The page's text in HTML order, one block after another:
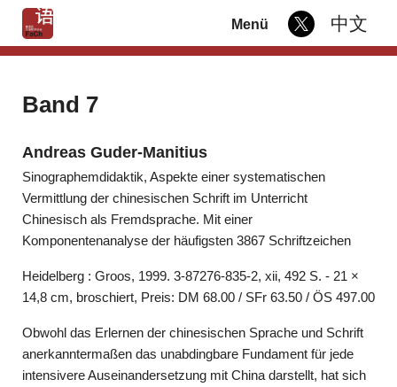
Menü 中文
Band 7
Andreas Guder-Manitius
Sinographemdidaktik, Aspekte einer systematischen
Vermittlung der chinesischen Schrift im Unterricht
Chinesisch als Fremdsprache. Mit einer
Komponentenanalyse der häufigsten 3867 Schriftzeichen
Heidelberg : Groos, 1999. 3-87276-835-2, xii, 492 S. - 21 ×
14,8 cm, broschiert, Preis: DM 68.00 / SFr 63.50 / ÖS 497.00
Obwohl das Erlernen der chinesischen Sprache und Schrift
anerkanntermaßen das unabdingbare Fundament für jede
intensivere Auseinandersetzung mit China darstellt, hat sich